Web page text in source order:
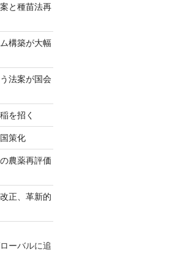
と種苗法再
構築が大幅
法案が国会
を招く
策化
農薬再評価
正、革新的
ーバルに追